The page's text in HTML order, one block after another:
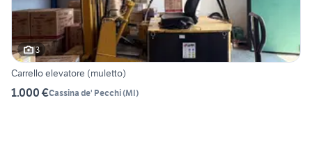
3
Carrello elevatore (muletto)
1.000 €Cassina de' Pecchi(MI)